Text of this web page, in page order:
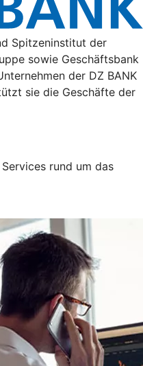
Spitzeninstitut der
sowie Geschäftsbank
der DZ BANK
sie die Geschäfte der
rund um das